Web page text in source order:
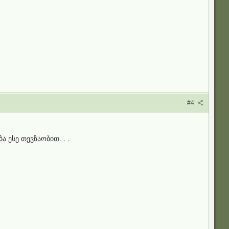
#4
ესე თევზაობით. . .